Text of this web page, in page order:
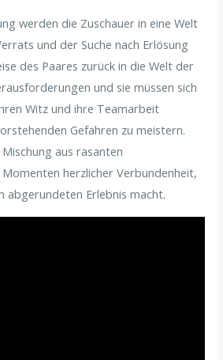
werden die Zuschauer in eine Welt
und der Suche nach Erlösung
des Paares zurück in die Welt der
und sie müssen sich
Witz und ihre Teamarbeit
Gefahren zu meistern.
aus rasanten
herzlicher Verbundenheit,
abgerundeten Erlebnis macht.